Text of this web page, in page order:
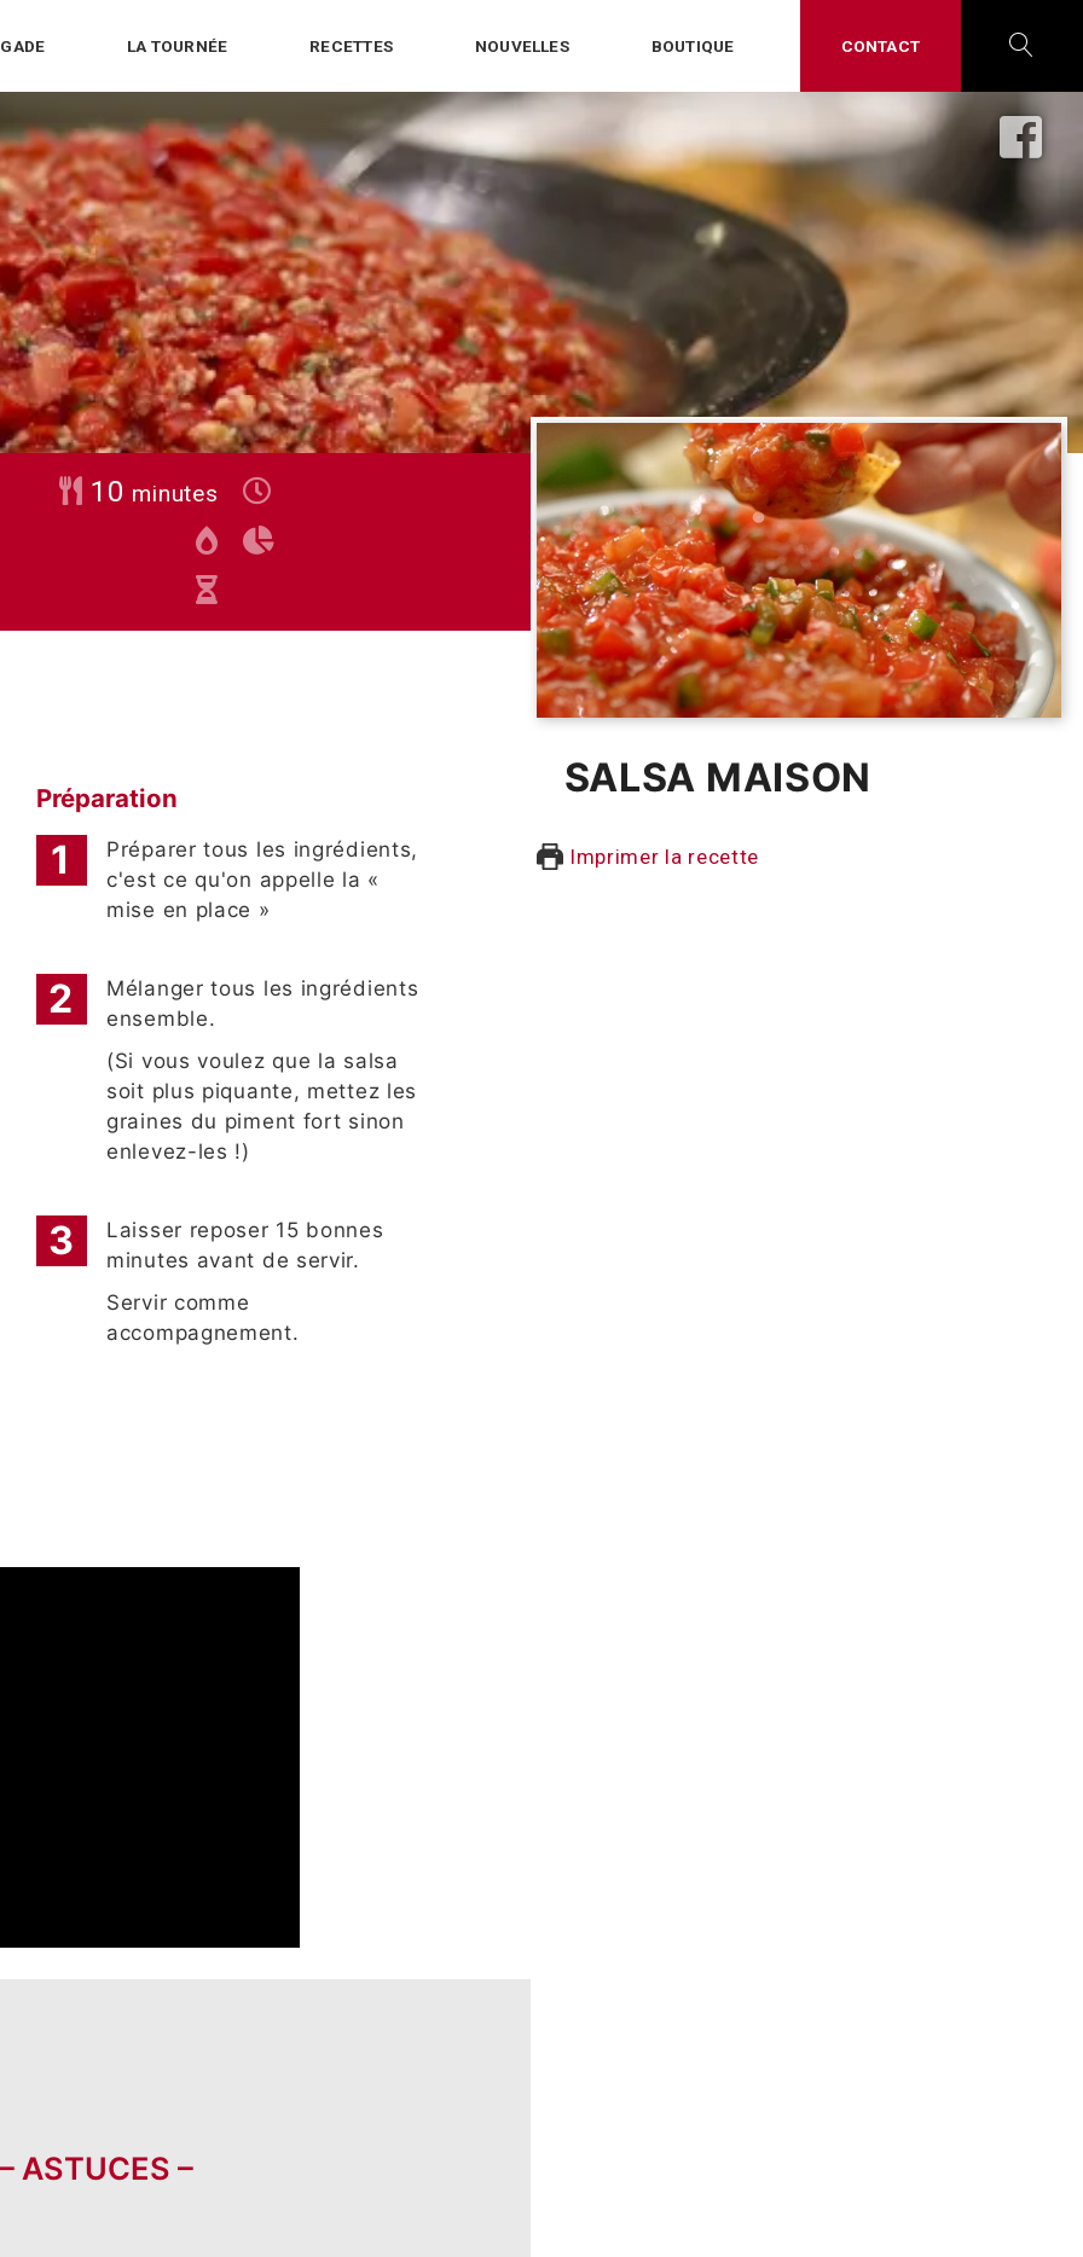
LA TOURNÉE RECETTES NOUVELLES BOUTIQUE CONTACT
10 minutes
minutes
Préparation
Préparer tous les ingrédients,
c'est ce qu'on appelle la «
mise en place »
Mélanger tous les ingrédients
ensemble.
(Si vous voulez que la salsa
soit plus piquante, mettez les
graines du piment fort sinon
enlevez-les !)
Laisser reposer 15 bonnes
minutes avant de servir.
Servir comme
accompagnement.
ASTUCES –
SALSA MAISON
Imprimer la recette